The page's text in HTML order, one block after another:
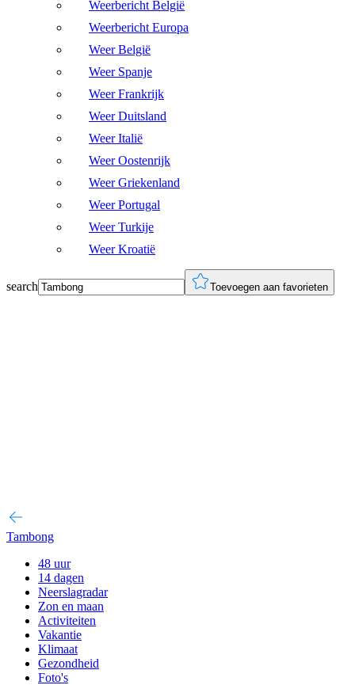
Weerbericht België
Weerbericht Europa
Weer België
Weer Spanje
Weer Frankrijk
Weer Duitsland
Weer Italië
Weer Oostenrijk
Weer Griekenland
Weer Portugal
Weer Turkije
Weer Kroatië
search Toevoegen aan favorieten
Tambong
48 uur
14 dagen
Neerslagradar
Zon en maan
Activiteiten
Vakantie
Klimaat
Gezondheid
Foto's